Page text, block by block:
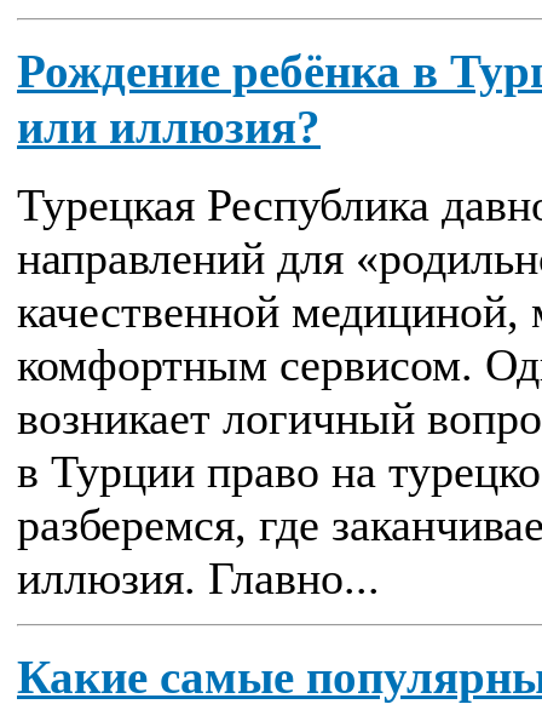
Рождение ребёнка в
или иллюзия?
Турецкая Республика
направлений для
качественной
комфортным сервисом.
возникает логичный
в Турции право на
разберемся, где
иллюзия. Главно...
Какие самые